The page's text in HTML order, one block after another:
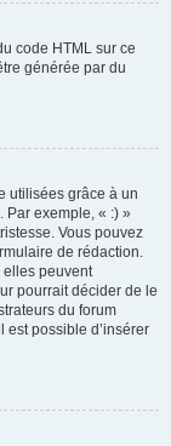
code HTML sur ce
générée par du
utilisées grâce à un
Par exemple, « :) »
Vous pouvez
de rédaction.
elles peuvent
pourrait décider de le
du forum
est possible d’insérer